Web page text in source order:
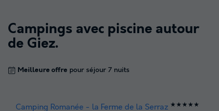
Campings avec piscine autour
de Giez.
Meilleure offre pour séjour 7 nuits
Camping Romanée - la Ferme de la Serraz ★★★★★